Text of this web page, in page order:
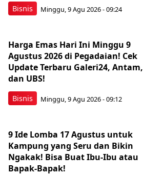
Bisnis Minggu, 9 Agu 2026 - 09:24
Bisnis
Harga Emas Hari Ini Minggu 9
Agustus 2026 di Pegadaian! Cek
Update Terbaru Galeri24, Antam,
dan UBS!
Minggu, 9 Agu 2026 - 09:12
9 Ide Lomba 17 Agustus untuk
Kampung yang Seru dan Bikin
Ngakak! Bisa Buat Ibu-Ibu atau
Bapak-Bapak!